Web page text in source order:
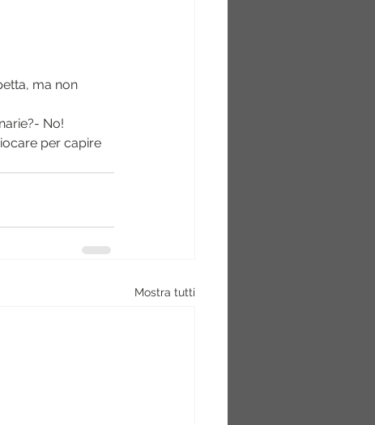
No!
per capire
Mostra tutti